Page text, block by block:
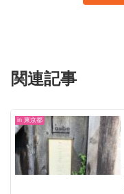
関連記事
in 東京都